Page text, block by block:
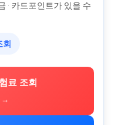
· 카드포인트가 있을 수
료 조회
→